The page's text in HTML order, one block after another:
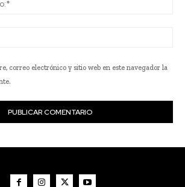
correo electrónico y sitio web en este navegador la